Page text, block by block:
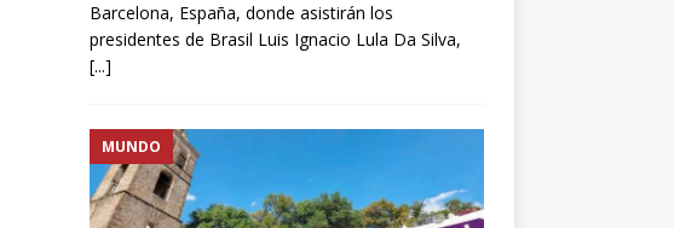
Barcelona, España, donde asistirán los
presidentes de Brasil Luis Ignacio Lula Da Silva,
[...]
MUNDO